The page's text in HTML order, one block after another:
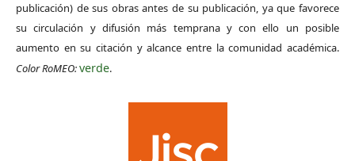
publicación) de sus obras antes de su publicación, ya que favorece
su circulación y difusión más temprana y con ello un posible
aumento en su citación y alcance entre la comunidad académica.
Color RoMEO:verde.